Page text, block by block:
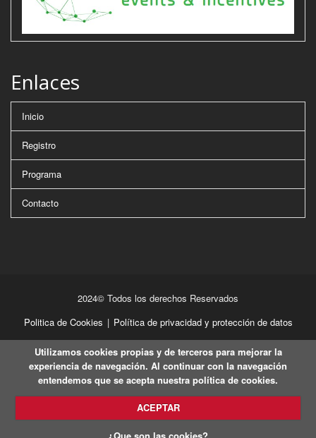
Enlaces
Inicio
Registro
Programa
Contacto
2024© Todos los derechos Reservados
Politica de Cookies | Política de privacidad y protección de datos
Utilizamos cookies propias y de terceros para mejorar la
experiencia de navegación. Al continuar con la navegación
entendemos que se acepta nuestra política de cookies.
ACEPTAR
¿Que son las cookies?